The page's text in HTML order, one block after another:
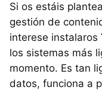
Si os estáis
gestión de
interese instalaros
los sistemas más
momento. Es tan
datos, funciona a